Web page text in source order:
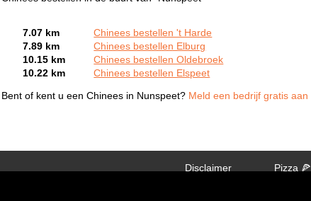
7.07 km
Chinees bestellen 't Harde
7.89 km
Chinees bestellen Elburg
10.15 km
Chinees bestellen Oldebroek
10.22 km
Chinees bestellen Elspeet
Bent of kent u een Chinees in Nunspeet? Meld een bedrijf gratis aan
Pizza 🍕
Disclaimer